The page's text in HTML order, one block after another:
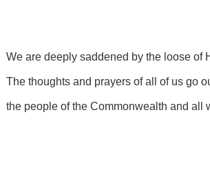
We are deeply saddened by the loose of
The thoughts and prayers of all of us go
the people of the Commonwealth and all